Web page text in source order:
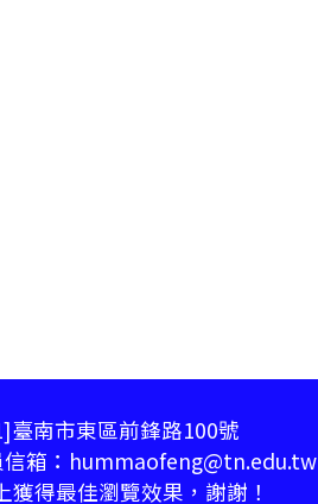
南市東區前鋒路100號
信箱：hummaofeng@tn.edu.tw
獲得最佳瀏覽效果，謝謝！